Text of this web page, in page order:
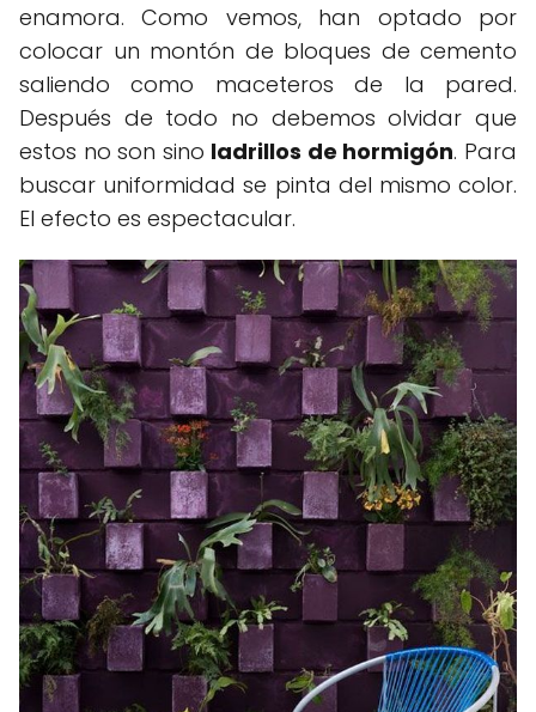
enamora. Como vemos, han optado por
colocar un montón de bloques de cemento
saliendo como maceteros de la pared.
Después de todo no debemos olvidar que
estos no son sino ladrillos de hormigón. Para
buscar uniformidad se pinta del mismo color.
El efecto es espectacular.